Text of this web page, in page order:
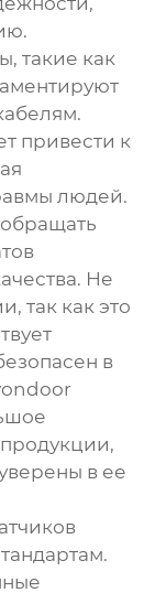
такие как
привести к
людей.
Не
так как это
в
в ее